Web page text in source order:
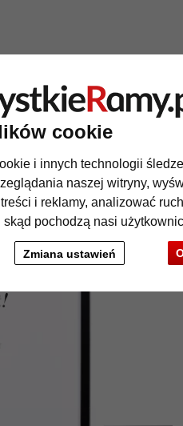
cookie
i innych technologii
naszej witryny,
i reklamy, analizować
pochodzą nasi
Zmiana ustawień
Tylko 25,95 zł
Moulins